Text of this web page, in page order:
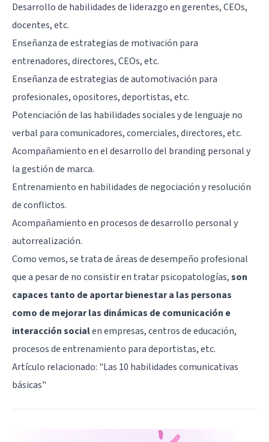
Desarrollo de habilidades de liderazgo en gerentes, CEOs,
docentes, etc.
Enseñanza de estrategias de motivación para
entrenadores, directores, CEOs, etc.
Enseñanza de estrategias de automotivación para
profesionales, opositores, deportistas, etc.
Potenciación de las habilidades sociales y de lenguaje no
verbal para comunicadores, comerciales, directores, etc.
Acompañamiento en el desarrollo del branding personal y
la gestión de marca.
Entrenamiento en habilidades de negociación y resolución
de conflictos.
Acompañamiento en procesos de desarrollo personal y
autorrealización.
Como vemos, se trata de áreas de desempeño profesional
que a pesar de no consistir en tratar psicopatologías,son
capaces tanto de aportar bienestar a las personas
como de mejorar las dinámicas de comunicación e
interacción socialen empresas, centros de educación,
procesos de entrenamiento para deportistas, etc.
Artículo relacionado: "Las 10 habilidades comunicativas
básicas"